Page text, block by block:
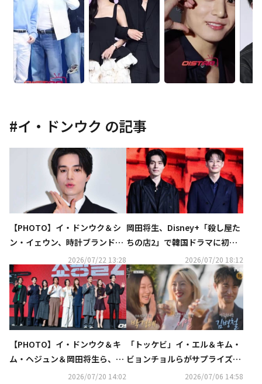
#イ・ドンウク の記事
【PHOTO】イ・ドンウク＆シ
ン・イェウン、時計ブランド
「TISSOT」のイベントに出席
2026/07/22 13:28
岡田将生、Disney+「殺し屋た
ちの店2」で韓国ドラマに初挑
戦！イ・ドンウクらから学んだ
こととは？
2026/07/20 18:12
【PHOTO】イ・ドンウク＆キ
ム・ヘジュン＆岡田将生ら、ド
ラマ「殺し屋たちの店2」制作
2026/07/20 14:02
「トッケビ」イ・エル＆キム・
ビョンチョルらがサプライズ登
場！扮装メイクの撮影裏話も
2026/07/06 14:58